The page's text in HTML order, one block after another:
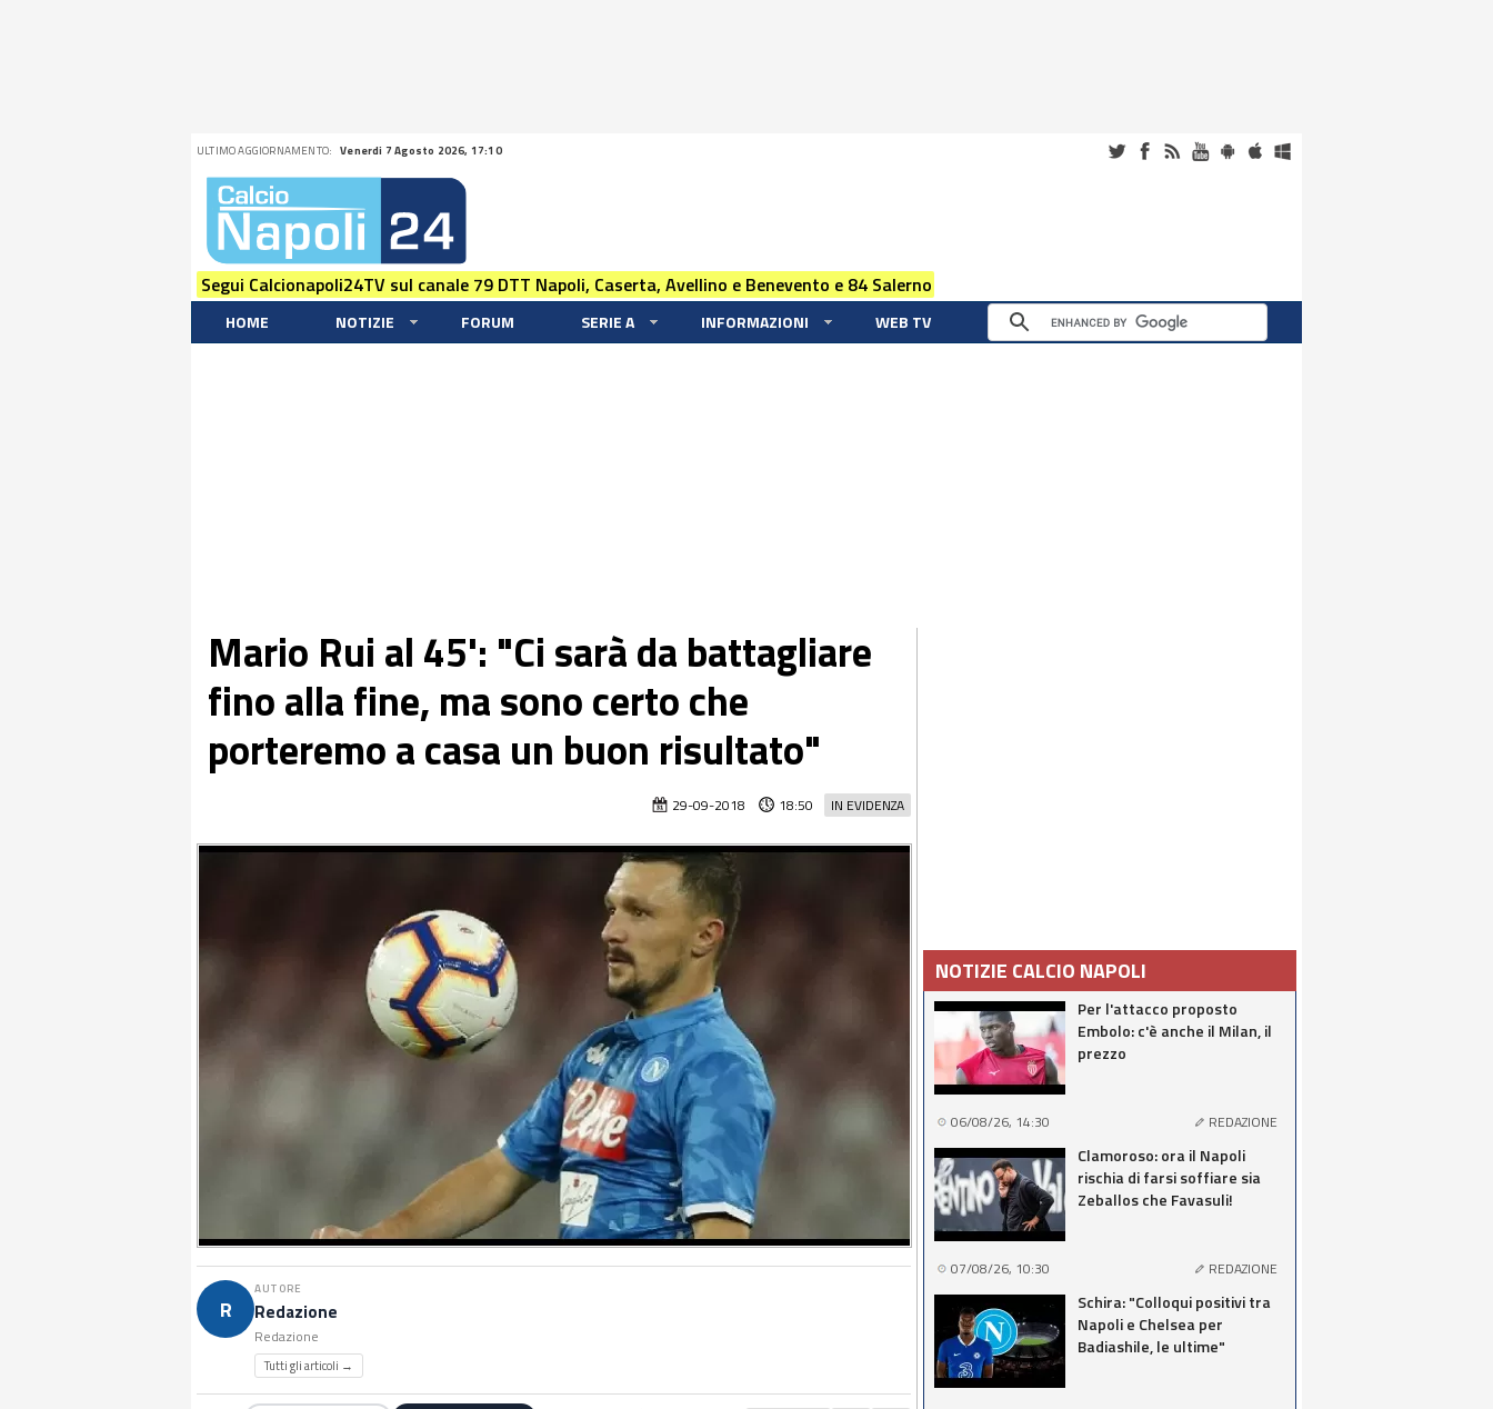
ULTIMO AGGIORNAMENTO: Venerdi 7 Agosto 2026, 17:10
Segui Calcionapoli24TV sul canale 79 DTT Napoli, Caserta, Avellino e Benevento e 84 Salerno
HOME NOTIZIE FORUM SERIE A INFORMAZIONI WEB TV
Mario Rui al 45': "Ci sarà da battagliare
fino alla fine, ma sono certo che
porteremo a casa un buon risultato"
IN EVIDENZA
29-09-2018 18:50
R
AUTORE
Redazione
Redazione
Tutti gli articoli →
NOTIZIE CALCIO NAPOLI
Per l'attacco proposto
Embolo: c'è anche il Milan, il
prezzo
06/08/26, 14:30 REDAZIONE
Clamoroso: ora il Napoli
rischia di farsi soffiare sia
Zeballos che Favasuli!
07/08/26, 10:30 REDAZIONE
Schira: "Colloqui positivi tra
Napoli e Chelsea per
Badiashile, le ultime"